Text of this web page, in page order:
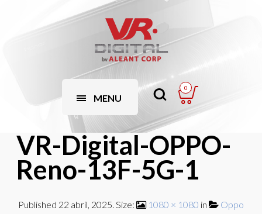
MENU
0
VR-Digital-OPPO-
Reno-13F-5G-1
Published 22 abril, 2025. Size: 1080 × 1080 in
Oppo